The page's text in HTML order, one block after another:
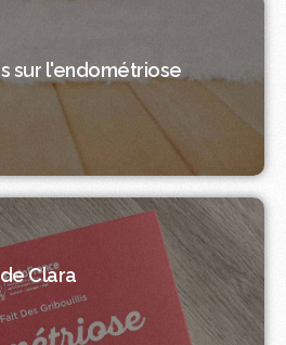
sur l'endométriose
Clara